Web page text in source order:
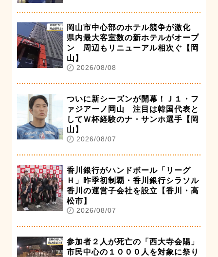
岡山市中心部のホテル競争が激化
県内最大客室数の新ホテルがオープ
ン 周辺もリニューアル相次ぐ【岡
山】
2026/08/08
ついに新シーズンが開幕！Ｊ１・フ
ァジアーノ岡山 注目は韓国代表と
してＷ杯経験のナ・サンホ選手【岡
山】
2026/08/07
香川銀行がハンドボール「リーグ
Ｈ」昨季初制覇・香川銀行シラソル
香川の運営子会社を設立【香川・高
松市】
2026/08/07
参加者２人が死亡の「西大寺会陽」
市民中心の１０００人を対象に祭り